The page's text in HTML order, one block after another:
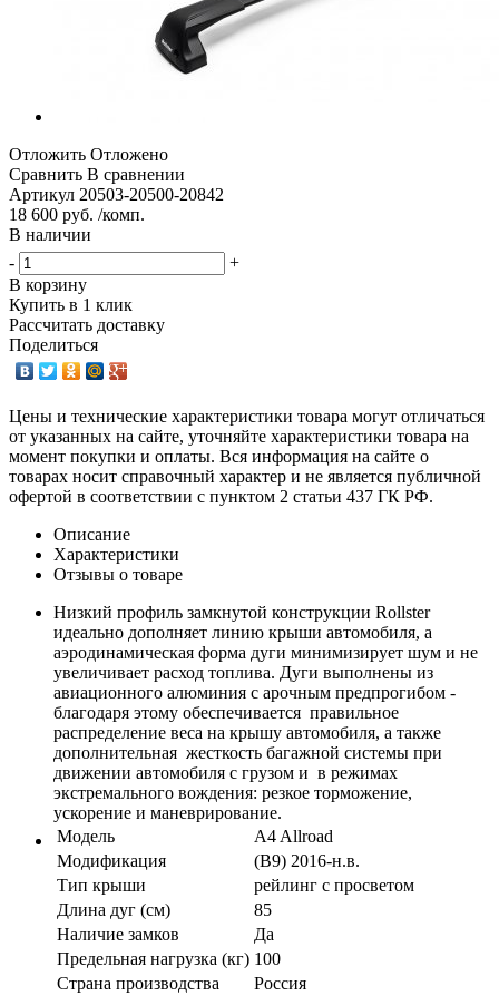
Отложить Отложено
Сравнить В сравнении
Артикул 20503-20500-20842
18 600 руб. /комп.
В наличии
-
+
В корзину
Купить в 1 клик
Рассчитать доставку
Поделиться
Цены и технические характеристики товара могут отличаться
от указанных на сайте, уточняйте характеристики товара на
момент покупки и оплаты. Вся информация на сайте о
товарах носит справочный характер и не является публичной
офертой в соответствии с пунктом 2 статьи 437 ГК РФ.
Описание
Характеристики
Отзывы о товаре
Низкий профиль замкнутой конструкции Rollster
идеально дополняет линию крыши автомобиля, а
аэродинамическая форма дуги минимизирует шум и не
увеличивает расход топлива. Дуги выполнены из
авиационного алюминия с арочным предпрогибом -
благодаря этому обеспечивается правильное
распределение веса на крышу автомобиля, а также
дополнительная жесткость багажной системы при
движении автомобиля с грузом и в режимах
экстремального вождения: резкое торможение,
ускорение и маневрирование.
Модель
A4 Allroad
Модификация
(B9) 2016-н.в.
Тип крыши
рейлинг с просветом
Длина дуг (см)
85
Наличие замков
Да
Предельная нагрузка (кг) 100
Страна производства
Россия